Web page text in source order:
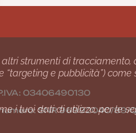
03406490130
SNR 96992040/89/
strumenti di tracciamento,
“targeting e pubblicità”)
i tuoi dati di utilizzo, per le